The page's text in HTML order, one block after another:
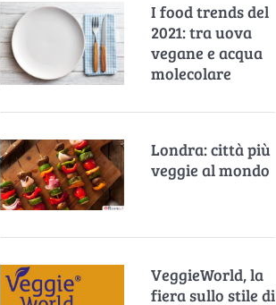
I food trends del
2021: tra uova
vegane e acqua
molecolare
Londra: città più
veggie al mondo
VeggieWorld, la
fiera sullo stile di